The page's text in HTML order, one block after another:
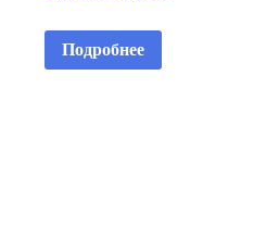
Подробнее